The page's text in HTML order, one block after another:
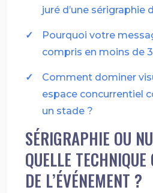
juré d’une sérigraphie
Pourquoi votre
compris en moins de
Comment dominer
espace concurrentiel
un stade ?
SÉRIGRAPHIE OU
QUELLE
DE L’ÉVÉNEMENT ?